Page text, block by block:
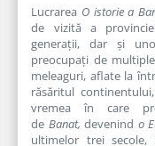
Lucrarea O istorie a
de vizită a
generații, dar și
preocupați de
meleaguri, aflate la
răsăritul
vremea în care
de Banat, devenind o
ultimelor trei secole,